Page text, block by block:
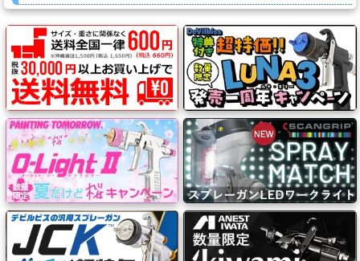
ス
ン
グ・
養
生
紙
接
着
剤・
両